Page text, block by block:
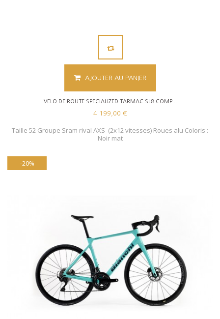
AJOUTER AU PANIER
VELO DE ROUTE SPECIALIZED TARMAC SL8 COMP...
4 199,00 €
Taille 52 Groupe Sram rival AXS (2x12 vitesses) Roues alu Coloris :
Noir mat
-20%